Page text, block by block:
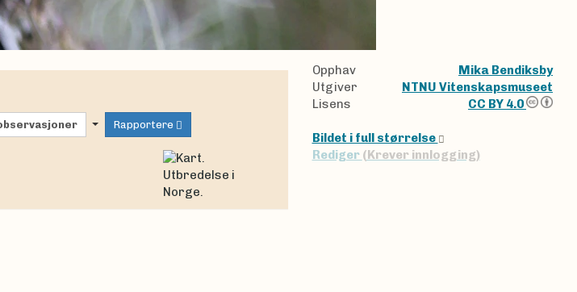
Rapportere
Opphav
Mika Bendiksby
Utgiver
NTNU Vitenskapsmuseet
Lisens
CC BY 4.0
Bildet i full størrelse
Rediger (Krever innlogging)